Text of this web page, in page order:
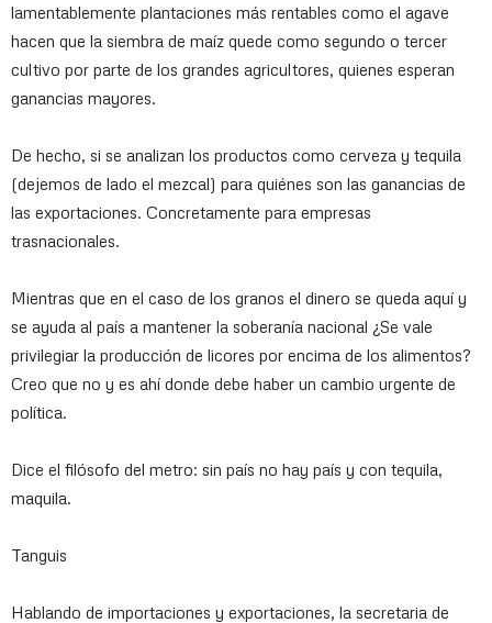
lamentablemente plantaciones más rentables como el agave
hacen que la siembra de maíz quede como segundo o tercer
cultivo por parte de los grandes agricultores, quienes esperan
ganancias mayores.
De hecho, si se analizan los productos como cerveza y tequila
(dejemos de lado el mezcal) para quiénes son las ganancias de
las exportaciones. Concretamente para empresas
trasnacionales.
Mientras que en el caso de los granos el dinero se queda aquí y
se ayuda al país a mantener la soberanía nacional ¿Se vale
privilegiar la producción de licores por encima de los alimentos?
Creo que no y es ahí donde debe haber un cambio urgente de
política.
Dice el filósofo del metro: sin país no hay país y con tequila,
maquila.
Tanguis
Hablando de importaciones y exportaciones, la secretaria de